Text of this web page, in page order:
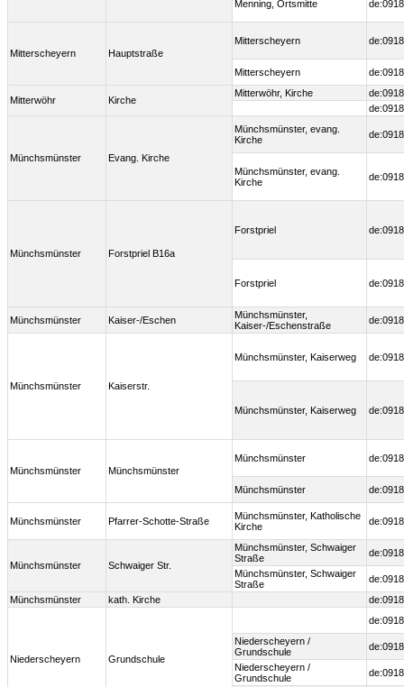
Menning, Ortsmitte
Mitterscheyern Hauptstraße
Mitterscheyern
Mitterscheyern
Mitterwöhr Kirche
Mitterwöhr, Kirche
Münchsmünster Evang. Kirche
Münchsmünster, evang.
Kirche
Münchsmünster, evang.
Kirche
Münchsmünster Forstpriel B16a
Forstpriel
Forstpriel
Münchsmünster Kaiser-/Eschen
Münchsmünster,
Kaiser-/Eschenstraße
Münchsmünster Kaiserstr.
Münchsmünster, Kaiserweg
Münchsmünster, Kaiserweg
Münchsmünster Münchsmünster
Münchsmünster
Münchsmünster
Münchsmünster Pfarrer-Schotte-Straße
Münchsmünster, Katholische
Kirche
Münchsmünster Schwaiger Str.
Münchsmünster, Schwaiger
Straße
Münchsmünster, Schwaiger
Straße
Münchsmünster
kath. Kirche
Niederscheyern Grundschule
Niederscheyern /
Grundschule
Niederscheyern /
Grundschule